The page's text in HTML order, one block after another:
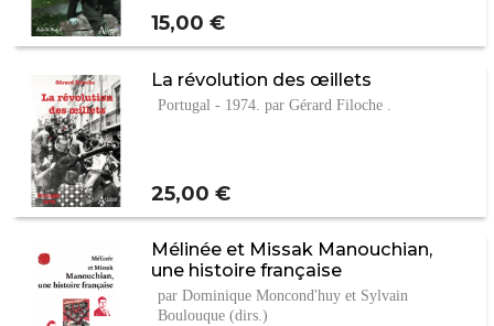
Prix
15,00 €
La révolution des œillets
Portugal - 1974. par Gérard Filoche .
Prix
25,00 €
Mélinée et Missak Manouchian,
une histoire française
par Dominique Moncond'huy et Sylvain
Boulouque (dirs.)